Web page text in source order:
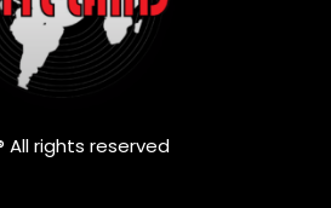
All rights reserved